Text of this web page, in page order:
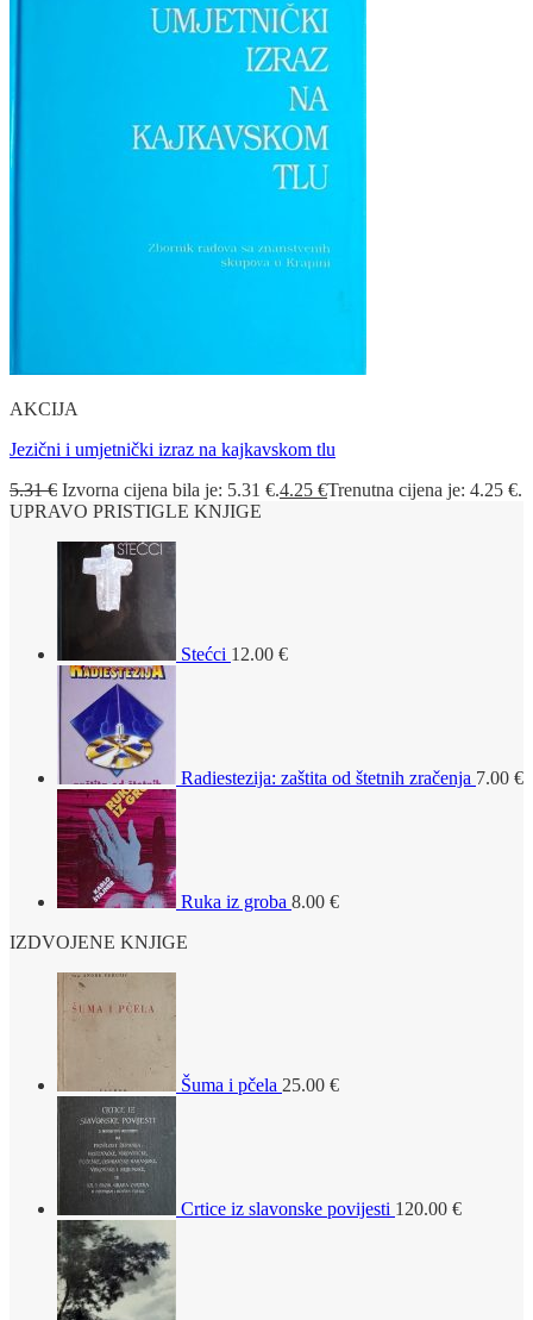
AKCIJA
Jezični i umjetnički izraz na kajkavskom tlu
5.31€ Izvorna cijena bila je: 5.31 €.4.25 €Trenutna cijena je: 4.25 €.
UPRAVO PRISTIGLE KNJIGE
Stećci 12.00 €
Radiestezija: zaštita od štetnih zračenja 7.00 €
Ruka iz groba 8.00 €
IZDVOJENE KNJIGE
Šuma i pčela 25.00 €
Crtice iz slavonske povijesti 120.00 €